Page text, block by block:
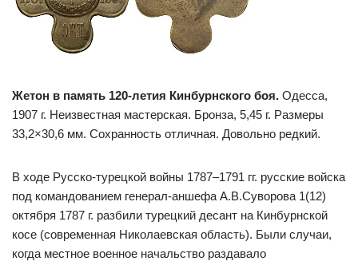
Жетон в память 120-летия Кинбурнского боя. Одесса,
1907 г. Неизвестная мастерская. Бронза, 5,45 г. Размеры
33,2×30,6 мм. Сохранность отличная. Довольно редкий.
В ходе Русско-турецкой войны 1787–1791 гг. русские войска
под командованием генерал-аншефа А.В.Суворова 1(12)
октября 1787 г. разбили турецкий десант на Кинбурнской
косе (современная Николаевская область). Были случаи,
когда местное военное начальство раздавало